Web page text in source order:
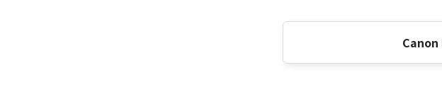
Canon